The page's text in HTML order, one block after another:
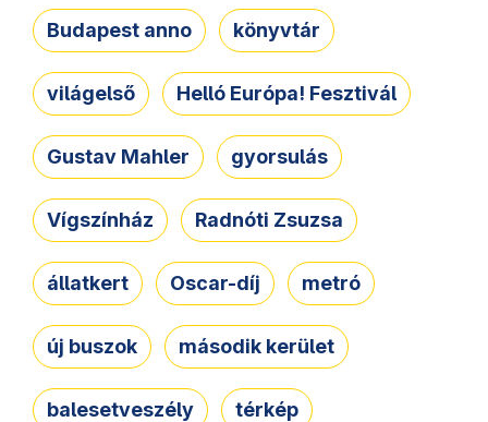
Budapest anno könyvtár
világelső Helló Európa! Fesztivál
Gustav Mahler gyorsulás
Vígszínház Radnóti Zsuzsa
állatkert Oscar-díj metró
új buszok második kerület
balesetveszély térkép